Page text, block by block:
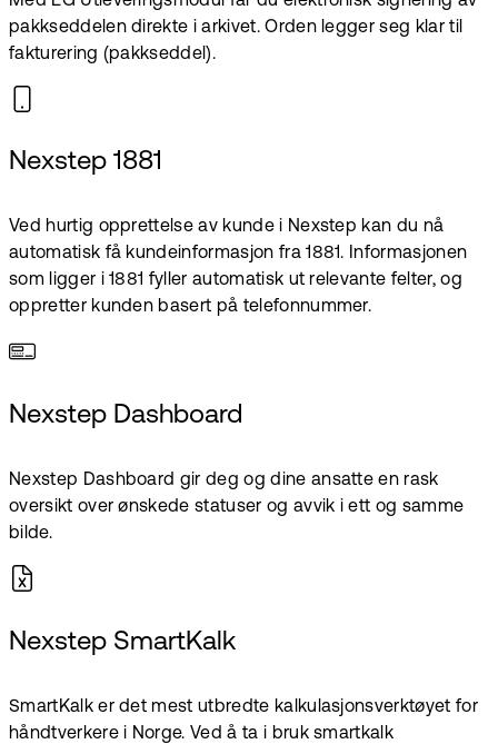
pakkseddelen direkte i arkivet. Orden legger seg klar til
fakturering (pakkseddel).
Nexstep 1881
Ved hurtig opprettelse av kunde i Nexstep kan du nå
automatisk få kundeinformasjon fra 1881. Informasjonen
som ligger i 1881 fyller automatisk ut relevante felter, og
oppretter kunden basert på telefonnummer.
Nexstep Dashboard
Nexstep Dashboard gir deg og dine ansatte en rask
oversikt over ønskede statuser og avvik i ett og samme
bilde.
Nexstep SmartKalk
SmartKalk er det mest utbredte kalkulasjonsverktøyet for
håndtverkere i Norge. Ved å ta i bruk smartkalk